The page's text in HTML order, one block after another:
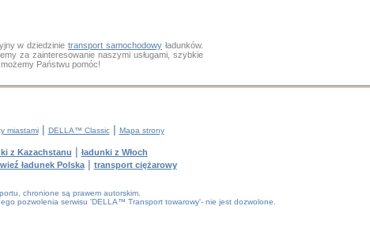
w dziedzinie transport samochodowyładunków.
za zainteresowanie naszymi usługami, szybkie
Państwu pomóc!
miastami| DELLA™ Classic| Mapa strony
z Kazachstanu | ładunki z Włoch
ładunek Polska| transport ciężarowy
chronione są prawem autorskim.
pozwolenia serwisu 'DELLA™ Transport towarowy'- nie jest dozwolone.